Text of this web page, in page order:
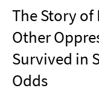
The Story
Other
Survived in
Odds